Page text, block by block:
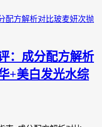
：成分配方解析
+美白发光水综